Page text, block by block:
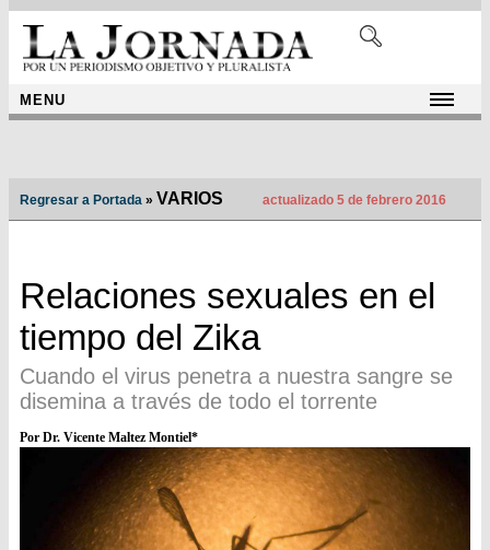
MENU
Regresar a Portada » VARIOS actualizado 5 de febrero 2016
Relaciones sexuales en el
tiempo del Zika
Cuando el virus penetra a nuestra sangre se
disemina a través de todo el torrente
Por Dr. Vicente Maltez Montiel*